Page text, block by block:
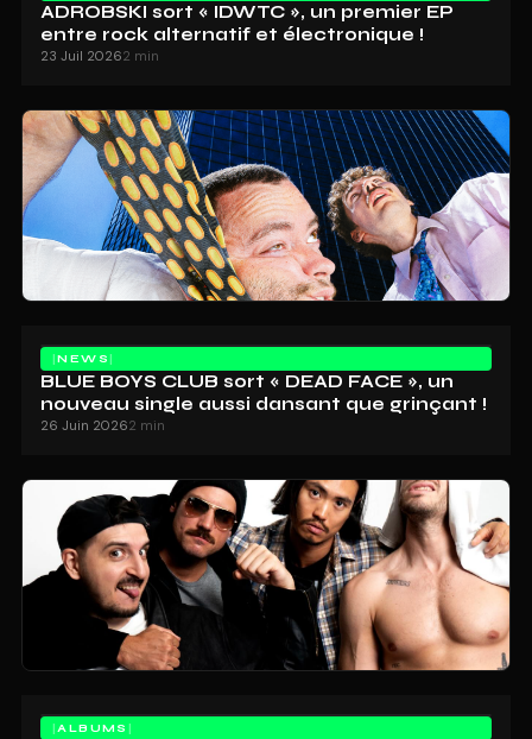
ADROBSKI sort « IDWTC », un premier EP
entre rock alternatif et électronique !
23 Juil 20262 min
NEWS
BLUE BOYS CLUB sort « DEAD FACE », un
nouveau single aussi dansant que grinçant !
26 Juin 20262 min
ALBUMS